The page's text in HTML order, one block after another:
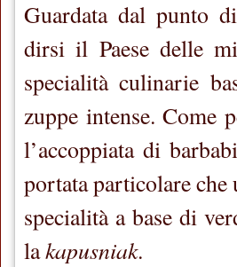
Guardata dal punto
dirsi il Paese delle
specialità culinarie
zuppe intense. Come
l’accoppiata di
portata particolare che
specialità a base di
lakapusniak.